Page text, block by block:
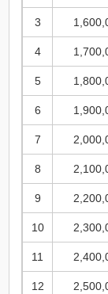
3
4
5
6
7
8
9
10
11
12